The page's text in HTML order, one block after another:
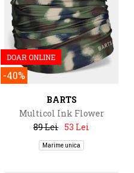
DOAR ONLINE
-40%
BARTS
Multicol Ink Flower
89 Lei 53 Lei
Marime unica